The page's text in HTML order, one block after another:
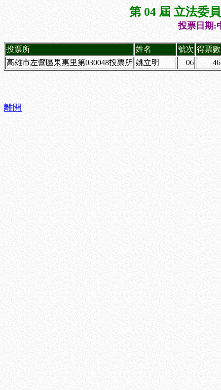
第 04 屆 立法委
投票日期:
投票所 姓名 號次 得票數
高雄市左營區果惠里第030048投票所 姚立明 06 46
離開